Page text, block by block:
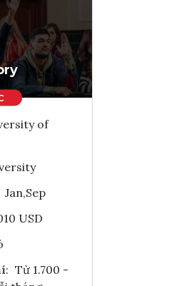
of
Jan,Sep
USD
: Từ 1.700 -